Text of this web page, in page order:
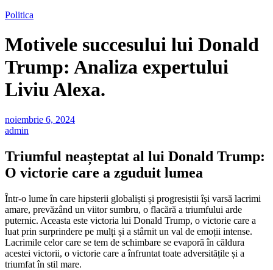
Politica
Motivele succesului lui Donald
Trump: Analiza expertului
Liviu Alexa.
noiembrie 6, 2024
admin
Triumful neașteptat al lui Donald Trump:
O victorie care a zguduit lumea
Într-o lume în care hipsterii globaliști și progresiștii își varsă lacrimi
amare, prevăzând un viitor sumbru, o flacără a triumfului arde
puternic. Aceasta este victoria lui Donald Trump, o victorie care a
luat prin surprindere pe mulți și a stârnit un val de emoții intense.
Lacrimile celor care se tem de schimbare se evaporă în căldura
acestei victorii, o victorie care a înfruntat toate adversitățile și a
triumfat în stil mare.